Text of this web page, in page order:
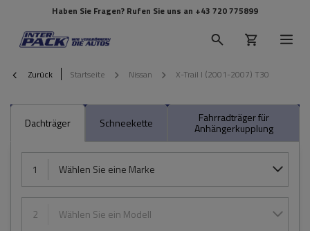
Haben Sie Fragen? Rufen Sie uns an +43 720 775899
Zurück Startseite Nissan X-Trail I (2001-2007) T30
Dachträger Schneekette Fahrradträger für
Anhängerkupplung
1 Wählen Sie eine Marke
2 Wählen Sie ein Modell